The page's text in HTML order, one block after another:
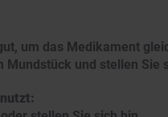
um das Medikament
Mundstück und stellen Sie